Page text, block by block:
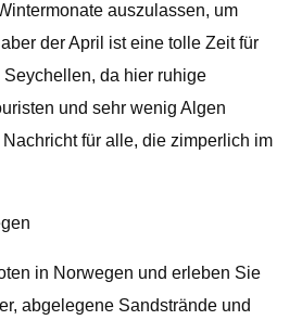
auszulassen, um
der April ist eine tolle Zeit für
da hier ruhige
und sehr wenig Algen
für alle, die zimperlich im
in Norwegen und erleben Sie
abgelegene Sandstrände und